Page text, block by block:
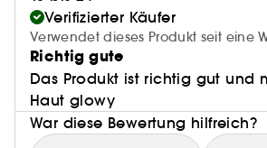
zu 95 % aus Inhaltsstoffen
besteht.
Ein Beutel, der aus 16 %
hergestellt wird.
Eine vegane Formel (ohne
Verifizierter Käufer
Verwendet dieses Produkt seit eine
Richtig gute
Das Produkt ist richtig gut und
Haut glowy
War diese Bewertung hilfreich?